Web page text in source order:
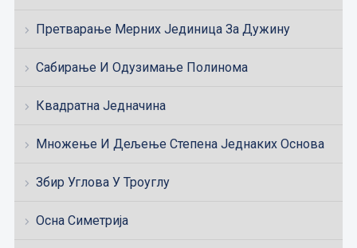
Претварање Мерних Јединица За Дужину
Сабирање И Одузимање Полинома
Квадратна Једначина
Множење И Дељење Степена Једнаких Основа
Збир Углова У Троуглу
Осна Симетрија